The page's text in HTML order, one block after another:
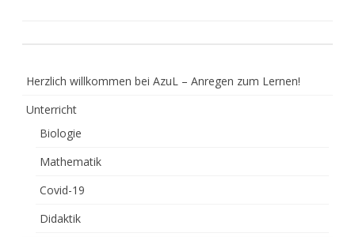
Herzlich willkommen bei AzuL – Anregen zum Lernen!
Unterricht
Biologie
Mathematik
Covid-19
Didaktik